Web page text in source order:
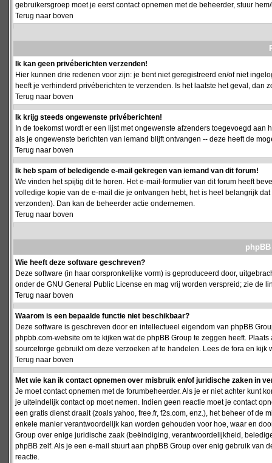
gebruikersgroep moet je eerst contact opnemen met de beheerder, stuur
Terug naar boven
Ik kan geen privéberichten verzenden!
Hier kunnen drie redenen voor zijn: je bent niet geregistreerd en/of niet
heeft je verhinderd privéberichten te verzenden. Is het laatste het geval, dan
Terug naar boven
Ik krijg steeds ongewenste privéberichten!
In de toekomst wordt er een lijst met ongewenste afzenders toegevoegd
als je ongewenste berichten van iemand blijft ontvangen -- deze heeft de
Terug naar boven
Ik heb spam of beledigende e-mail gekregen van iemand van dit forum!
We vinden het spijtig dit te horen. Het e-mail-formulier van dit forum heeft
volledige kopie van de e-mail die je ontvangen hebt, het is heel belangrijk
verzonden). Dan kan de beheerder actie ondernemen.
Terug naar boven
Wie heeft deze software geschreven?
Deze software (in haar oorspronkelijke vorm) is geproduceerd door,
onder de GNU General Public License en mag vrij worden verspreid; zie de
Terug naar boven
Waarom is een bepaalde functie niet beschikbaar?
Deze software is geschreven door en intellectueel eigendom van phpBB
phpbb.com-website om te kijken wat de phpBB Group te zeggen heeft.
sourceforge gebruikt om deze verzoeken af te handelen. Lees de fora en
Terug naar boven
Met wie kan ik contact opnemen over misbruik en/of juridische zaken in
Je moet contact opnemen met de forumbeheerder. Als je er niet achter kunt
je uiteindelijk contact op moet nemen. Indien geen reactie moet je contact
een gratis dienst draait (zoals yahoo, free.fr, f2s.com, enz.), het beheer of
enkele manier verantwoordelijk kan worden gehouden voor hoe, waar en
Group over enige juridische zaak (beëindiging, verantwoordelijkheid,
phpBB zelf. Als je een e-mail stuurt aan phpBB Group over enig gebruik
reactie.